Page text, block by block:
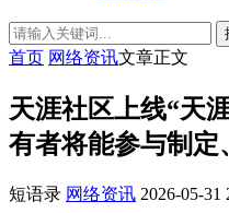
首页 网络资讯文章正文
天涯社区上线“天
有者将能参与制定
短语录 网络资讯 2026-05-31